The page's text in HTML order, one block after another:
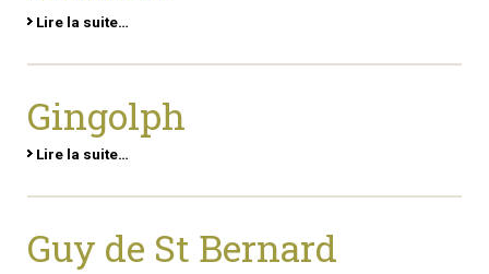
Lire la suite…
Gingolph
Lire la suite…
Guy de St Bernard